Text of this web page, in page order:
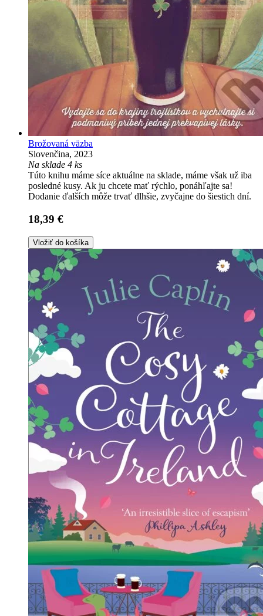
Brožovaná väzba
Slovenčina, 2023
Na sklade 4 ks
Túto knihu máme síce aktuálne na sklade, máme však už iba
posledné kusy. Ak ju chcete mať rýchlo, ponáhľajte sa!
Dodanie ďalších môže trvať dlhšie, zvyčajne do šiestich dní.
18,39 €
Vložiť do košíka